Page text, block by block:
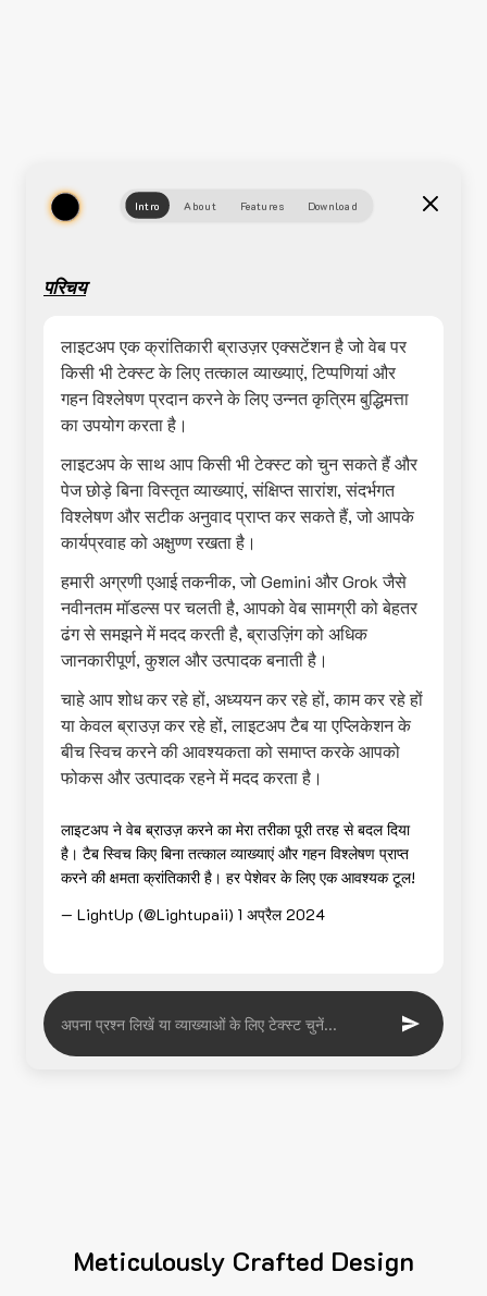
Intro About Features Download
परिचय
लाइटअप एक क्रांतिकारी ब्राउज़र एक्सटेंशन है जो वेब पर
किसी भी टेक्स्ट के लिए तत्काल व्याख्याएं, टिप्पणियां और
गहन विश्लेषण प्रदान करने के लिए उन्नत कृत्रिम बुद्धिमत्ता
का उपयोग करता है।
लाइटअप के साथ आप किसी भी टेक्स्ट को चुन सकते हैं और
पेज छोड़े बिना विस्तृत व्याख्याएं, संक्षिप्त सारांश, संदर्भगत
विश्लेषण और सटीक अनुवाद प्राप्त कर सकते हैं, जो आपके
कार्यप्रवाह को अक्षुण्ण रखता है।
हमारी अग्रणी एआई तकनीक, जो Gemini और Grok जैसे
नवीनतम मॉडल्स पर चलती है, आपको वेब सामग्री को बेहतर
ढंग से समझने में मदद करती है, ब्राउज़िंग को अधिक
जानकारीपूर्ण, कुशल और उत्पादक बनाती है।
चाहे आप शोध कर रहे हों, अध्ययन कर रहे हों, काम कर रहे हों
या केवल ब्राउज़ कर रहे हों, लाइटअप टैब या एप्लिकेशन के
बीच स्विच करने की आवश्यकता को समाप्त करके आपको
फोकस और उत्पादक रहने में मदद करता है।
लाइटअप ने वेब ब्राउज़ करने का मेरा तरीका पूरी तरह से बदल दिया
है। टैब स्विच किए बिना तत्काल व्याख्याएं और गहन विश्लेषण प्राप्त
करने की क्षमता क्रांतिकारी है। हर पेशेवर के लिए एक आवश्यक टूल!
— LightUp (@Lightupaii) 1 अप्रैल 2024
Meticulously Crafted Design